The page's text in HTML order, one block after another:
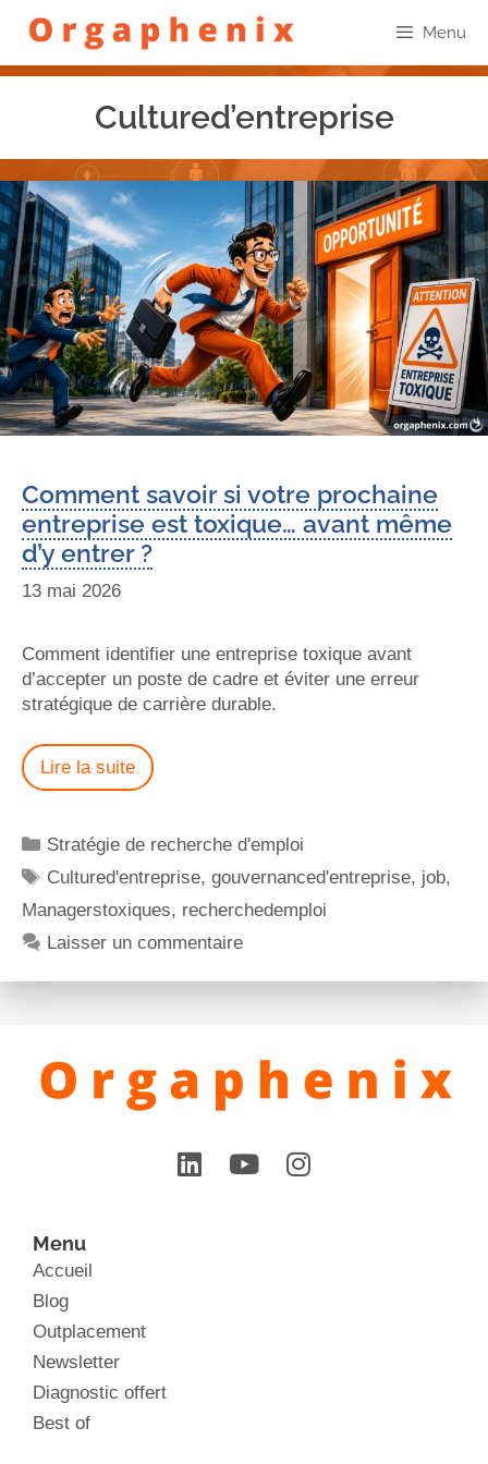
Menu
Cultured’entreprise
Comment savoir si votre prochaine
entreprise est toxique… avant même
d’y entrer ?
13 mai 2026
Comment identifier une entreprise toxique avant
d’accepter un poste de cadre et éviter une erreur
stratégique de carrière durable.
Lire la suite
Stratégie de recherche d'emploi
Cultured'entreprise,gouvernanced'entreprise, job,
Managerstoxiques, recherchedemploi
Laisser un commentaire
Menu
Accueil
Blog
Outplacement
Newsletter
Diagnostic offert
Best of